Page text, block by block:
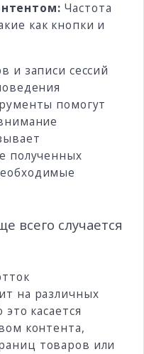
Частота
как кнопки и
и записи сессий
помогут
полученных
всего случается
на различных
касается
контента,
товаров или